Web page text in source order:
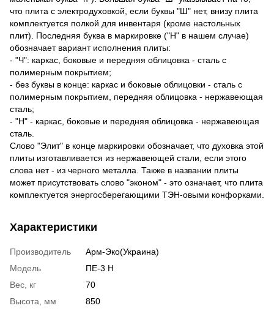
что плита с электродуховкой, если буквы "Ш" нет, внизу плита
комплектуется полкой для инвентаря (кроме настольных
плит). Последняя буква в маркировке ("Н" в нашем случае)
обозначает вариант исполнения плиты:
- "Ч": каркас, боковые и передняя облицовка - сталь с
полимерным покрытием;
- без буквы в конце: каркас и боковые облицовки - сталь с
полимерным покрытием, передняя облицовка - нержавеющая
сталь;
- "Н" - каркас, боковые и передняя облицовка - нержавеющая
сталь.
Слово "Элит" в конце маркировки обозначает, что духовка этой
плиты изготавливается из нержавеющей стали, если этого
слова нет - из черного металла. Также в названии плиты
может присутствовать слово "эконом" - это означает, что плита
комплектуется энергосберегающими ТЭН-овыми конфорками.
Характеристики
Производитель
Арм-Эко(Украина)
Модель
ПЕ-3 Н
Вес, кг
70
Высота, мм
850